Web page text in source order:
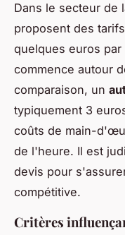
Dans le secteur de
proposent des
quelques euros
commence autour
comparaison, un
typiquement 3
coûts de main-
de l'heure. Il est
devis pour
compétitive.
Critères